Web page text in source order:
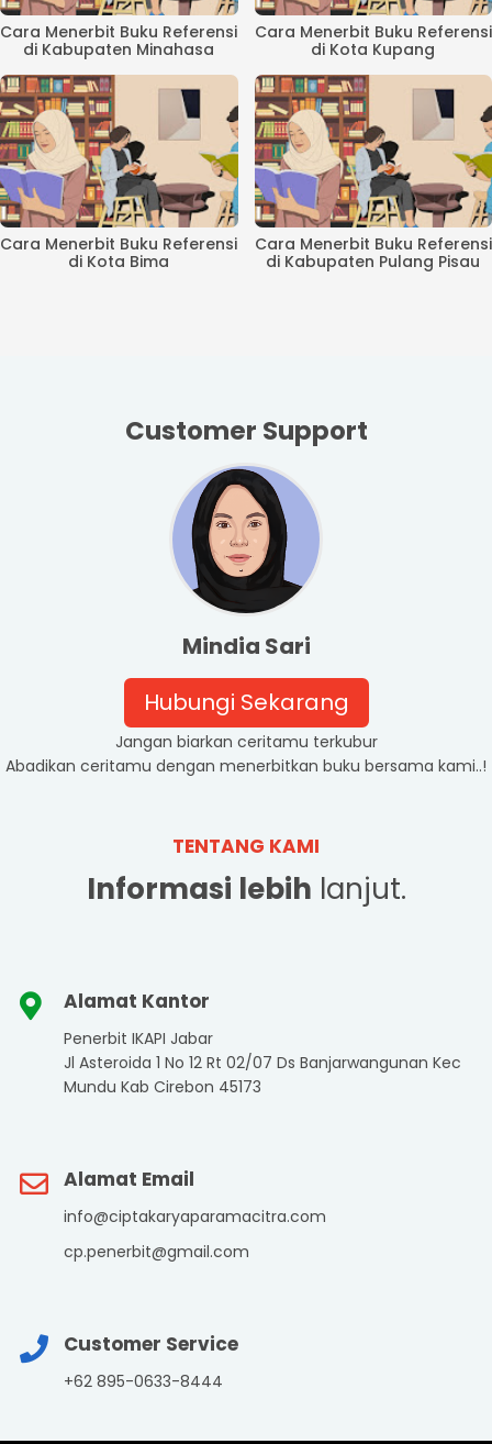
Cara Menerbit Buku Referensi
di Kabupaten Minahasa
Cara Menerbit Buku Referensi
di Kota Kupang
Cara Menerbit Buku Referensi
di Kota Bima
Cara Menerbit Buku Referensi
di Kabupaten Pulang Pisau
Customer Support
Mindia Sari
Hubungi Sekarang
Jangan biarkan ceritamu terkubur
Abadikan ceritamu dengan menerbitkan buku bersama kami..!
TENTANG KAMI
Informasi lebih lanjut.
Alamat Kantor
Penerbit IKAPI Jabar
Jl Asteroida 1 No 12 Rt 02/07 Ds Banjarwangunan Kec
Mundu Kab Cirebon 45173
Alamat Email
info@ciptakaryaparamacitra.com
cp.penerbit@gmail.com
Customer Service
+62 895-0633-8444